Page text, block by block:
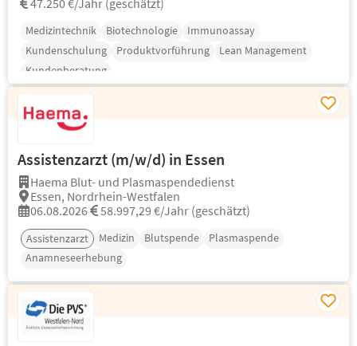
47.250 €/Jahr (geschätzt)
Medizintechnik Biotechnologie
Immunoassay
Kundenschulung
Produktvorführung
Lean Management
Kundenberatung
Assistenzarzt (m/w/d) in Essen
Haema Blut- und Plasmaspendedienst
Essen, Nordrhein-Westfalen
06.08.2026
58.997,29 €/Jahr (geschätzt)
Assistenzarzt Medizin Blutspende
Plasmaspende
Anamneseerhebung